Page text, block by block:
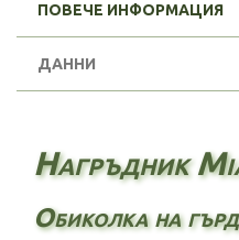
ПОВЕЧЕ ИНФОРМАЦИЯ
ДАННИ
Нагръдник
Обиколка на